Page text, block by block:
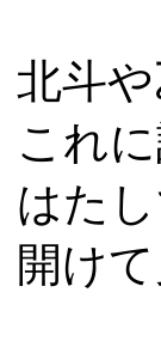
北斗
これ
はた
開け